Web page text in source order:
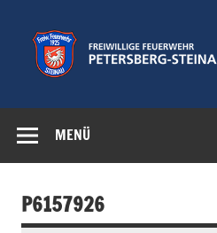
springen
MENÜ
P6157926